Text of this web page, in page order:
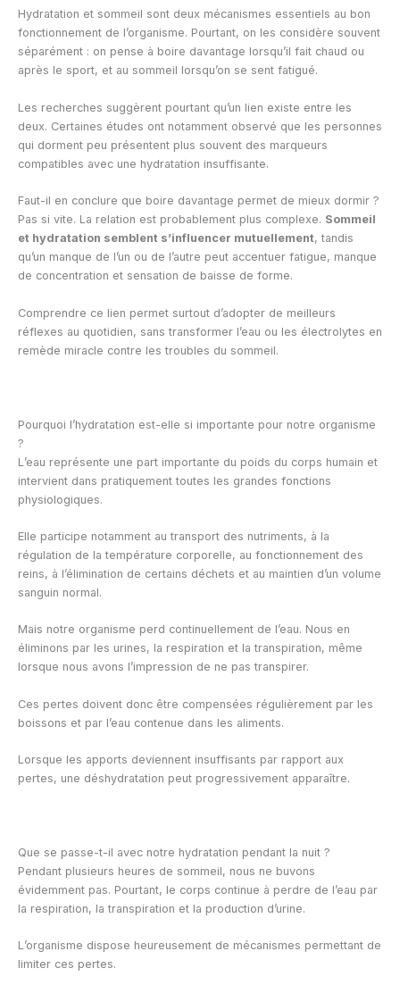
Hydratation et sommeil sont deux mécanismes essentiels au bon
fonctionnement de l’organisme. Pourtant, on les considère souvent
séparément : on pense à boire davantage lorsqu’il fait chaud ou
après le sport, et au sommeil lorsqu’on se sent fatigué.
Les recherches suggèrent pourtant qu’un lien existe entre les
deux. Certaines études ont notamment observé que les personnes
qui dorment peu présentent plus souvent des marqueurs
compatibles avec une hydratation insuffisante.
Faut-il en conclure que boire davantage permet de mieux dormir ?
Pas si vite. La relation est probablement plus complexe. Sommeil
et hydratation semblent s’influencer mutuellement, tandis
qu’un manque de l’un ou de l’autre peut accentuer fatigue, manque
de concentration et sensation de baisse de forme.
Comprendre ce lien permet surtout d’adopter de meilleurs
réflexes au quotidien, sans transformer l’eau ou les électrolytes en
remède miracle contre les troubles du sommeil.
Pourquoi l’hydratation est-elle si importante pour notre organisme
?
L’eau représente une part importante du poids du corps humain et
intervient dans pratiquement toutes les grandes fonctions
physiologiques.
Elle participe notamment au transport des nutriments, à la
régulation de la température corporelle, au fonctionnement des
reins, à l’élimination de certains déchets et au maintien d’un volume
sanguin normal.
Mais notre organisme perd continuellement de l’eau. Nous en
éliminons par les urines, la respiration et la transpiration, même
lorsque nous avons l’impression de ne pas transpirer.
Ces pertes doivent donc être compensées régulièrement par les
boissons et par l’eau contenue dans les aliments.
Lorsque les apports deviennent insuffisants par rapport aux
pertes, une déshydratation peut progressivement apparaître.
Que se passe-t-il avec notre hydratation pendant la nuit ?
Pendant plusieurs heures de sommeil, nous ne buvons
évidemment pas. Pourtant, le corps continue à perdre de l’eau par
la respiration, la transpiration et la production d’urine.
L’organisme dispose heureusement de mécanismes permettant de
limiter ces pertes.